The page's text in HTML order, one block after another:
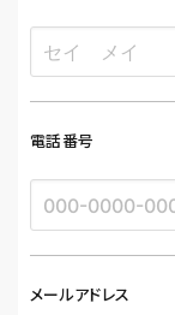
電話番号
メールアドレス